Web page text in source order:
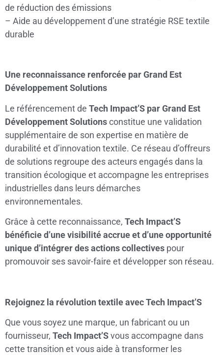
de réduction des émissions
– Aide au développement d’une stratégie RSE textile
durable
Une reconnaissance renforcée par Grand Est
Développement Solutions
Le référencement de Tech Impact’S par Grand Est
Développement Solutionsconstitue une validation
supplémentaire de son expertise en matière de
durabilité et d’innovation textile. Ce réseau d’offreurs
de solutions regroupe des acteurs engagés dans la
transition écologique et accompagne les entreprises
industrielles dans leurs démarches
environnementales.
Grâce à cette reconnaissance, Tech Impact’S
bénéficie d’une visibilité accrue et d’une opportunité
unique d’intégrer des actions collectives pour
promouvoir ses savoir-faire et développer son réseau.
Rejoignez la révolution textile avec Tech Impact’S
Que vous soyez une marque, un fabricant ou un
fournisseur, Tech Impact’Svous accompagne dans
cette transition et vous aide à transformer les